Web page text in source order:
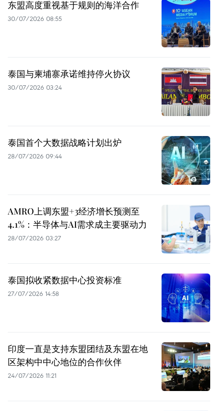
东盟高度重视基于规则的海洋合作
30/07/2026 08:55
泰国与柬埔寨承诺维持停火协议
30/07/2026 03:24
泰国首个大数据战略计划出炉
28/07/2026 09:44
AMRO上调东盟+3经济增长预测至
4.1%：半导体与AI需求成主要驱动力
28/07/2026 03:27
泰国拟收紧数据中心投资标准
27/07/2026 14:58
印度一直是支持东盟团结及东盟在地
区架构中中心地位的合作伙伴
24/07/2026 11:21